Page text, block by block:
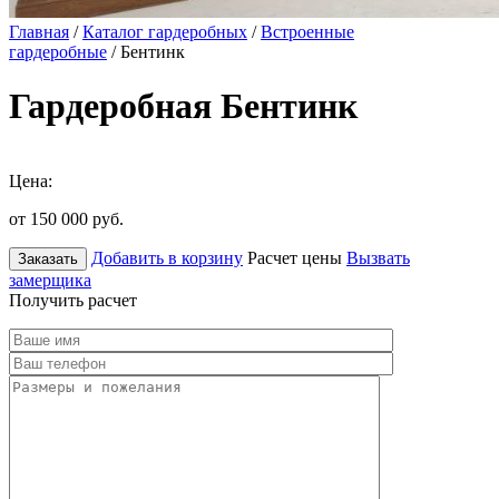
Главная /Каталог гардеробных /Встроенные
гардеробные / Бентинк
Гардеробная Бентинк
Цена:
от 150 000 руб.
Заказать Добавить в корзину Расчет цены Вызвать
замерщика
Получить расчет